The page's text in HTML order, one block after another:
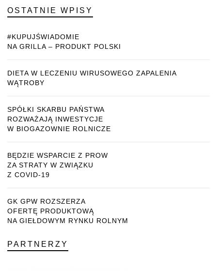
OSTATNIE WPISY
#KUPUJŚWIADOMIE
NA GRILLA – PRODUKT POLSKI
DIETA W LECZENIU WIRUSOWEGO ZAPALENIA
WĄTROBY
SPÓŁKI SKARBU PAŃSTWA
ROZWAŻAJĄ INWESTYCJE
W BIOGAZOWNIE ROLNICZE
BĘDZIE WSPARCIE Z PROW
ZA STRATY W ZWIĄZKU
Z COVID-19
GK GPW ROZSZERZA
OFERTĘ PRODUKTOWĄ
NA GIEŁDOWYM RYNKU ROLNYM
PARTNERZY